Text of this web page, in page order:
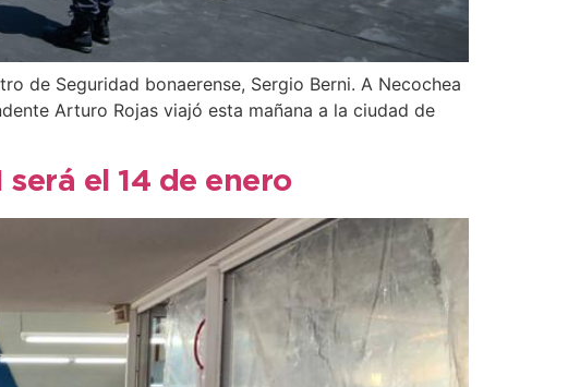
de Seguridad bonaerense, Sergio Berni. A Necochea
Arturo Rojas viajó esta mañana a la ciudad de
el 14 de enero